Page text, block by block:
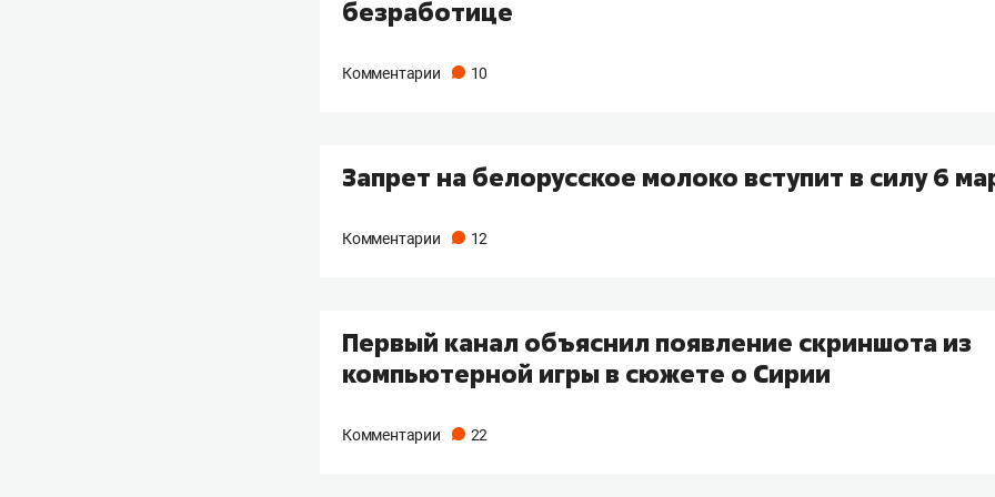
безработице
Комментарии 10
Запрет на белорусское молоко вступит в силу 6
Комментарии 12
Первый канал объяснил появление скриншота из
компьютерной игры в сюжете о Сирии
Комментарии 22